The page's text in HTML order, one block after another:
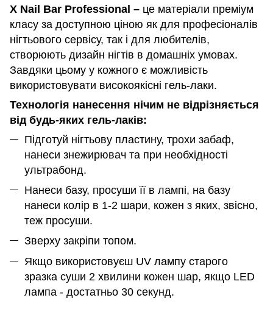
X Nail Bar Professional – це матеріали преміум
класу за доступною ціною як для професіоналів
нігтьового сервісу, так і для любителів,
створюють дизайн нігтів в домашніх умовах.
Завдяки цьому у кожного є можливість
використовувати високоякісні гель-лаки.
Технологія нанесення нічим не відрізняється
від будь-яких гель-лаків:
Підготуй нігтьову пластину, трохи забаф,
нанеси знежирювач та при необхідності
ультрабонд.
Нанеси базу, просуши її в лампі, на базу
нанеси колір в 1-2 шари, кожен з яких, звісно,
теж просуши.
Зверху закріпи топом.
Якщо використовуєш UV лампу старого
зразка суши 2 хвилини кожен шар, якщо LED
лампа - достатньо 30 секунд.